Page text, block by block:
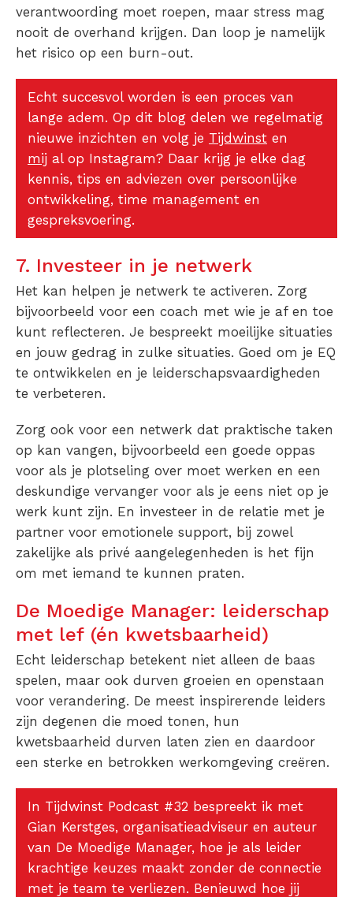
verantwoording moet roepen, maar stress mag
nooit de overhand krijgen. Dan loop je namelijk
het risico op een burn-out.
Echt succesvol worden is een proces van
lange adem. Op dit blog delen we regelmatig
nieuwe inzichten en volg je Tijdwinst en
mij al op Instagram? Daar krijg je elke dag
kennis, tips en adviezen over persoonlijke
ontwikkeling, time management en
gespreksvoering.
7. Investeer in je netwerk
Het kan helpen je netwerk te activeren. Zorg
bijvoorbeeld voor een coach met wie je af en toe
kunt reflecteren. Je bespreekt moeilijke situaties
en jouw gedrag in zulke situaties. Goed om je EQ
te ontwikkelen en je leiderschapsvaardigheden
te verbeteren.
Zorg ook voor een netwerk dat praktische taken
op kan vangen, bijvoorbeeld een goede oppas
voor als je plotseling over moet werken en een
deskundige vervanger voor als je eens niet op je
werk kunt zijn. En investeer in de relatie met je
partner voor emotionele support, bij zowel
zakelijke als privé aangelegenheden is het fijn
om met iemand te kunnen praten.
De Moedige Manager: leiderschap
met lef (én kwetsbaarheid)
Echt leiderschap betekent niet alleen de baas
spelen, maar ook durven groeien en openstaan
voor verandering. De meest inspirerende leiders
zijn degenen die moed tonen, hun
kwetsbaarheid durven laten zien en daardoor
een sterke en betrokken werkomgeving creëren.
In Tijdwinst Podcast #32 bespreekt ik met
Gian Kerstges, organisatieadviseur en auteur
van De Moedige Manager, hoe je als leider
krachtige keuzes maakt zonder de connectie
met je team te verliezen. Benieuwd hoe jij